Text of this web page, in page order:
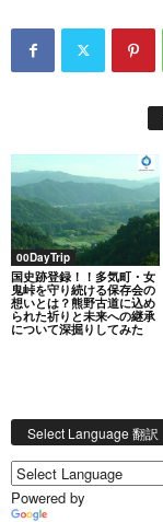
00DayTrip
国史跡登録！！多気町・女
鬼峠を守り続ける保存会の
想いとは？熊野古道に込め
られた祈りと未来への継承
について深掘りしてみた
Select Language 翻訳
Powered by